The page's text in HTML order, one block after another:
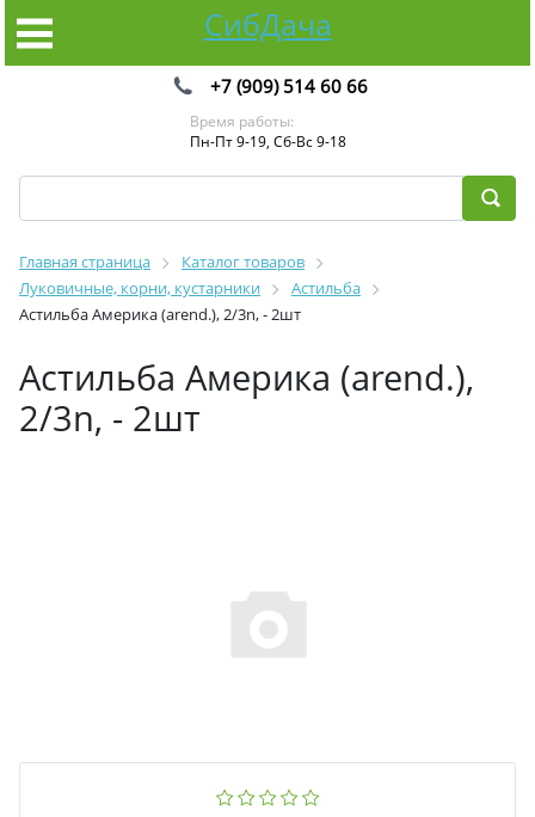
СибДача
+7 (909) 514 60 66
Время работы:
Пн-Пт 9-19, Сб-Вс 9-18
Главная страница
Каталог товаров
Луковичные, корни, кустарники
Астильба
Астильба Америка (arend.), 2/3n, - 2шт
Астильба Америка (arend.),
2/3n, - 2шт